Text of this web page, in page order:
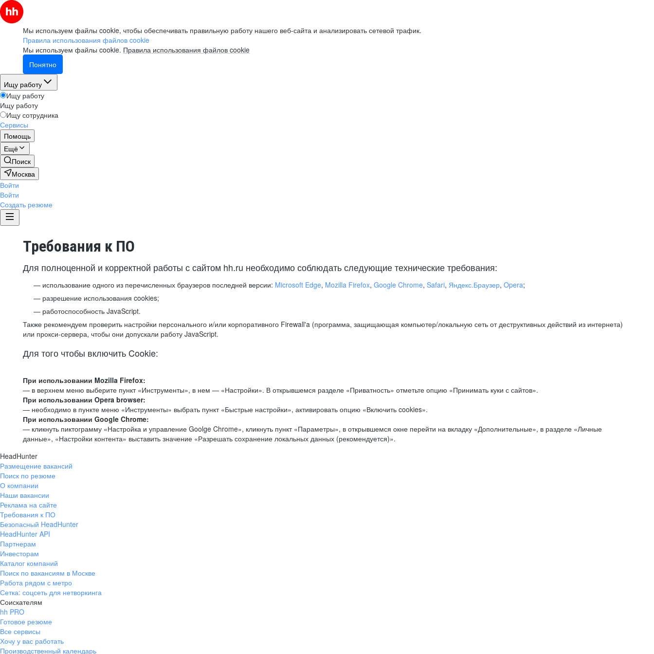
Мы используем файлы cookie, чтобы обеспечивать правильную работу нашего веб-сайта и анализировать сетевой трафик.
Правила использования файлов cookie
Мы используем файлы cookie. Правила использования файлов cookie
Понятно
Ищу работу
Ищу работу
Ищу работу
Ищу сотрудника
Сервисы
Помощь
Ещё
Поиск
Москва
Войти
Войти
Создать резюме
Требования к ПО
Для полноценной и корректной работы с сайтом hh.ru необходимо соблюдать следующие технические требования:
использование одного из перечисленных браузеров последней версии: Microsoft Edge, Mozilla Firefox, Google Chrome, Safari, Яндекс.Браузер, Opera;
разрешение использования cookies;
работоспособность JavaScript.
Также рекомендуем проверить настройки персонального и/или корпоративного Firewall'a (программа, защищающая компьютер/локальную сеть от деструктивных действий из интернета)
или прокси-сервера, чтобы они допускали работу JavaScript.
Для того чтобы включить Cookie:
При использовании Mozilla Firefox:
— в верхнем меню выберите пункт «Инструменты», в нем — «Настройки». В открывшемся разделе «Приватность» отметьте опцию «Принимать куки с сайтов».
При использовании Opera browser:
— необходимо в пункте меню «Инструменты» выбрать пункт «Быстрые настройки», активировать опцию «Включить cookies».
При использовании Google Chrome:
— кликнуть пиктограмму «Настройка и управление Goolge Chrome», кликнуть пункт «Параметры», в открывшемся окне перейти на вкладку «Дополнительные», в разделе «Личные
данные», «Настройки контента» выставить значение «Разрешать сохранение локальных данных (рекомендуется)».
HeadHunter
Размещение вакансий
Поиск по резюме
О компании
Наши вакансии
Реклама на сайте
Требования к ПО
Безопасный HeadHunter
HeadHunter API
Партнерам
Инвесторам
Каталог компаний
Поиск по вакансиям в Москве
Работа рядом с метро
Сетка: соцсеть для нетворкинга
Соискателям
hh PRO
Готовое резюме
Все сервисы
Хочу у вас работать
Производственный календарь